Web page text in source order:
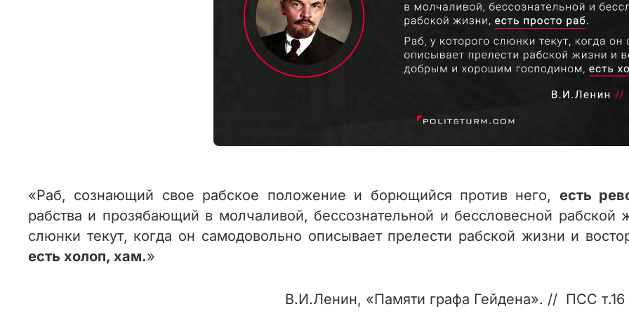
«Раб, сознающий свое рабское положение и борющийся против него, есть
рабства и прозябающий в молчаливой, бессознательной и бессловесной рабской
слюнки текут, когда он самодовольно описывает прелести рабской жизни и
есть холоп, хам.»
В.И.Ленин, «Памяти графа Гейдена». // ПСС т.16